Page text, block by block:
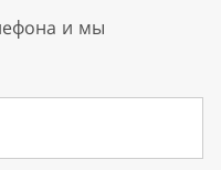
и мы